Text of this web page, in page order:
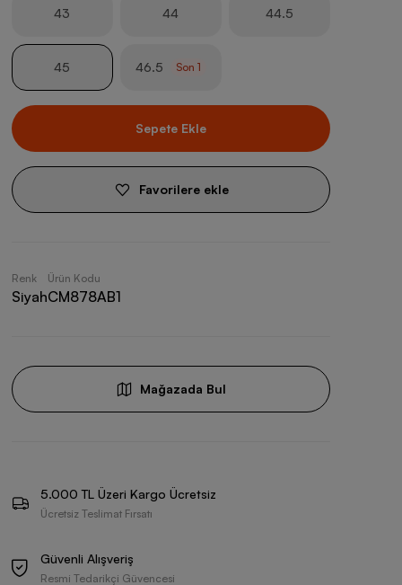
43 44 44.5
45 46.5 Son 1
Sepete Ekle
Favorilere ekle
Renk
Siyah
Ürün Kodu
CM878AB1
Mağazada Bul
5.000 TL Üzeri Kargo Ücretsiz
Ücretsiz Teslimat Fırsatı
Güvenli Alışveriş
Resmi Tedarikçi Güvencesi